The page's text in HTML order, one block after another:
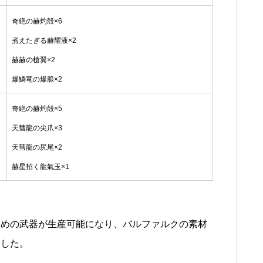
奇絶の赫灼殻×6
煮えたぎる赫耀液×2
赫赫の槍翼×2
爆鱗竜の爆腺×2
奇絶の赫灼殻×5
天彗龍の尖爪×3
天彗龍の尻尾×2
赫星招く龍氣玉×1
の武器が生産可能になり、バルファルクの素材
た。